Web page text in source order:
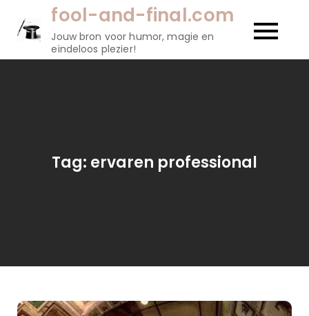
fool-and-final.com
Jouw bron voor humor, magie en
eindeloos plezier!
Tag: ervaren professional